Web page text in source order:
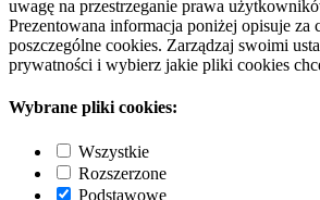
uwagę na przestrzeganie prawa
Prezentowana informacja poniżej opisuje za
poszczególne cookies. Zarządzaj swoimi
prywatności i wybierz jakie pliki cookies
Wybrane pliki cookies:
Wszystkie
Rozszerzone
Podstawowe